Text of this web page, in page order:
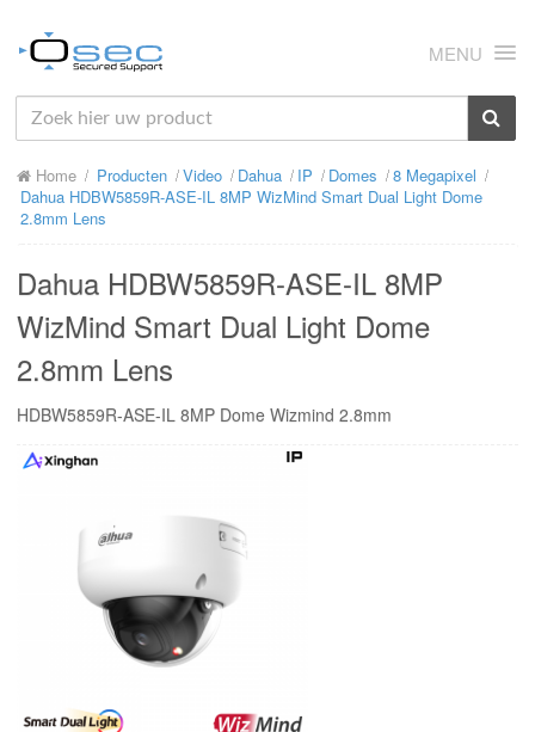
MENU
HOME
OVER ONS
PRODUCTEN
SUPPORT
RMA
INLOGGEN
Home Producten Video Dahua IP Domes
8 Megapixel
Dahua HDBW5859R-ASE-IL 8MP WizMind Smart Dual Light Dome
2.8mm Lens
Dahua HDBW5859R-ASE-IL 8MP
WizMind Smart Dual Light Dome
2.8mm Lens
HDBW5859R-ASE-IL 8MP Dome Wizmind 2.8mm